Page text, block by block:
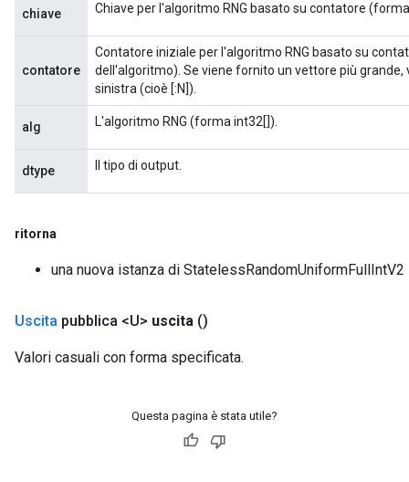
chiave Chiave per l'algoritmo RNG basato su contatore
contatore
Contatore iniziale per l'algoritmo RNG basato su
dell'algoritmo). Se viene fornito un vettore più
sinistra (cioè [:N]).
alg L'algoritmo RNG (forma int32[]).
dtype Il tipo di output.
ritorna
una nuova istanza di StatelessRandomUniformFullIntV2
Uscita pubblica <U> uscita ()
Valori casuali con forma specificata.
Questa pagina è stata utile?